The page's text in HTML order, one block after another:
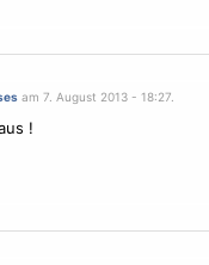
am 7. August 2013 - 18:27.
!